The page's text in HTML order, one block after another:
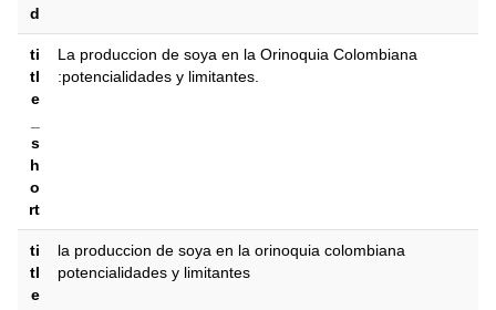
d
ti
tl
e
s
h
o
rt
La produccion de soya en la Orinoquia Colombiana
:potencialidades y limitantes.
ti
tl
e
la produccion de soya en la orinoquia colombiana
potencialidades y limitantes